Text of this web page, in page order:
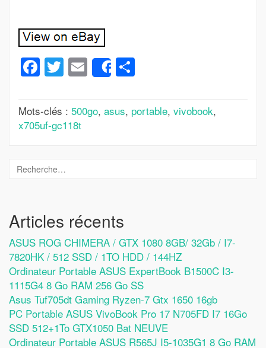
Facebook
Twitter
Email
Share
Mots-clés : 500go, asus, portable, vivobook,
x705uf-gc118t
Articles récents
ASUS ROG CHIMERA / GTX 1080 8GB/ 32Gb / I7-
7820HK / 512 SSD / 1TO HDD / 144HZ
Ordinateur Portable ASUS ExpertBook B1500C I3-
1115G4 8 Go RAM 256 Go SS
Asus Tuf705dt Gaming Ryzen-7 Gtx 1650 16gb
PC Portable ASUS VivoBook Pro 17 N705FD I7 16Go
SSD 512+1To GTX1050 Bat NEUVE
Ordinateur Portable ASUS R565J I5-1035G1 8 Go RAM